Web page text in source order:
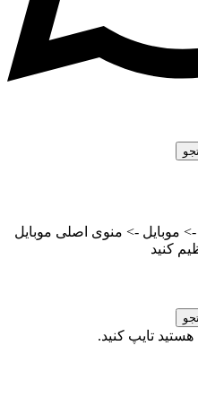
موبایل -> منوی اصلی موبایل
کنید
تایپ کنید.